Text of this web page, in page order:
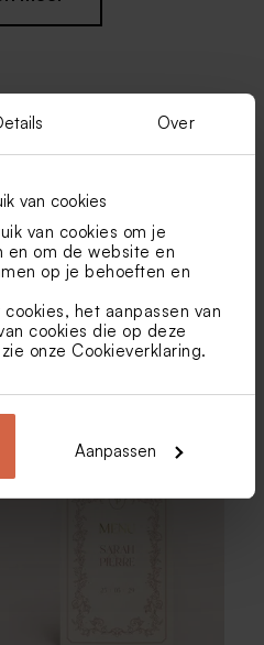
Over
van cookies
van cookies om je
en om de website en
op je behoeften en
het aanpassen van
cookies die op deze
onze Cookieverklaring.
Aanpassen
kurken deksel
Set van 6 glazen potjes met
Witte menukaart minimal